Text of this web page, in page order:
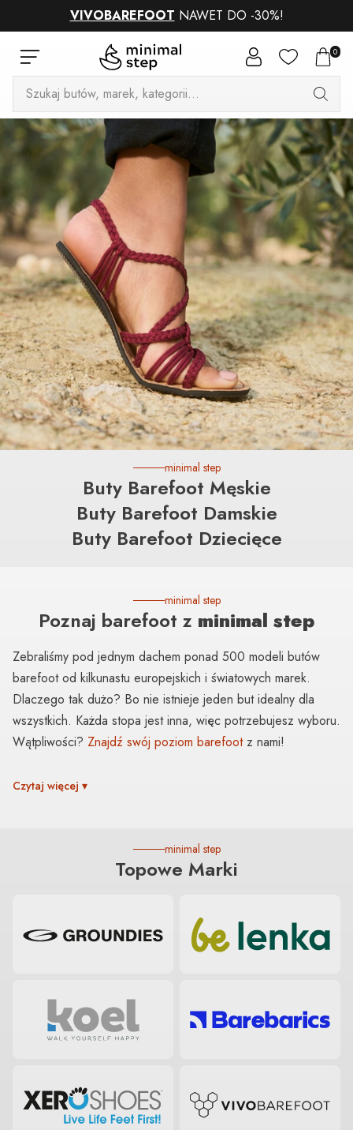
VIVOBAREFOOT NAWET DO -30%!
0
Wyszukiwarka
produktów
Buty Barefoot
Najszersza oferta w Polsce
Zobacz kolekcję
minimal step
Buty Barefoot Męskie
Buty Barefoot Damskie
Buty Barefoot Dziecięce
minimal step
Poznaj barefoot z minimal step
Zebraliśmy pod jednym dachem ponad 500 modeli butów
barefoot od kilkunastu europejskich i światowych marek.
Dlaczego tak dużo? Bo nie istnieje jeden but idealny dla
wszystkich. Każda stopa jest inna, więc potrzebujesz wyboru.
Wątpliwości? Znajdź swój poziom barefootz nami!
Czytaj więcej ▾
minimal step
Topowe Marki